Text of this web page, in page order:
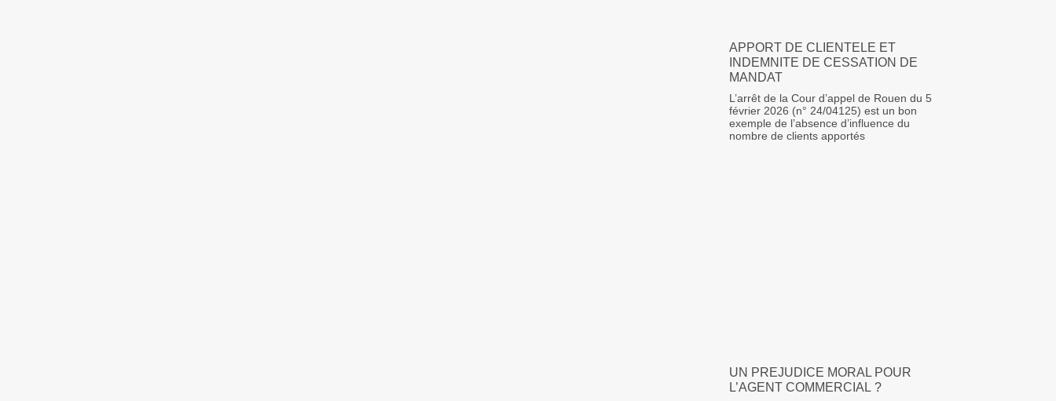
APPORT DE CLIENTELE ET
INDEMNITE DE CESSATION DE
MANDAT
L’arrêt de la Cour d’appel de Rouen du 5
février 2026 (n° 24/04125) est un bon
exemple de l’absence d’influence du
nombre de clients apportés
UN PREJUDICE MORAL POUR
L’AGENT COMMERCIAL ?